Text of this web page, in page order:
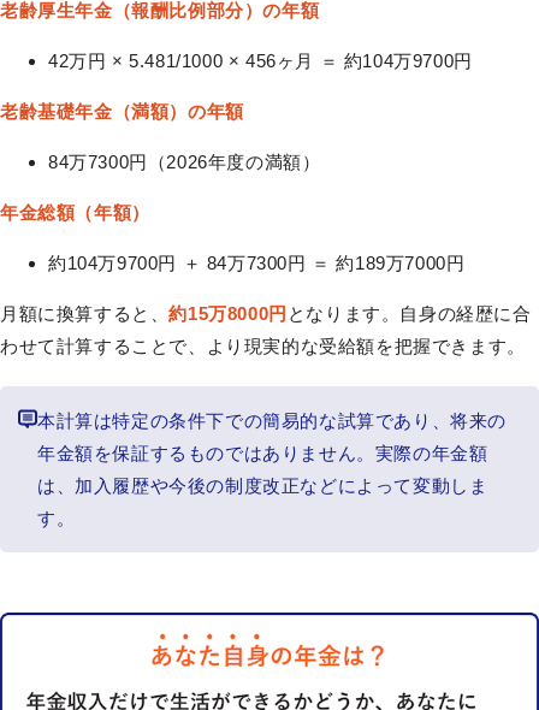
老齢厚生年金（報酬比例部分）の年額
42万円 × 5.481/1000 × 456ヶ月 ＝ 約104万9700円
老齢基礎年金（満額）の年額
84万7300円（2026年度の満額）
年金総額（年額）
約104万9700円 ＋ 84万7300円 ＝ 約189万7000円
月額に換算すると、約15万8000円 となります。自身の経歴に合
わせて計算することで、より現実的な受給額を把握できます。
本計算は特定の条件下での簡易的な試算であり、将来の
年金額を保証するものではありません。実際の年金額
は、加入履歴や今後の制度改正などによって変動しま
す。